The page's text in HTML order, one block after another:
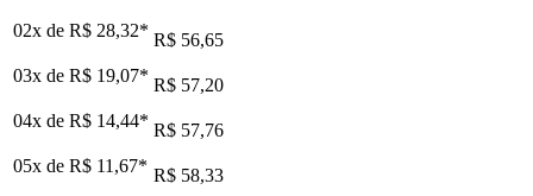
02x de R$ 28,32* R$ 56,65
03x de R$ 19,07* R$ 57,20
04x de R$ 14,44* R$ 57,76
05x de R$ 11,67* R$ 58,33